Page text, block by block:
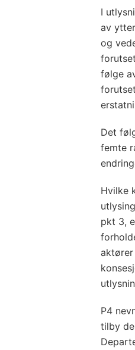
I
av
og
følge
Det
femte
Hvilke
pkt 3,
P4
tilby